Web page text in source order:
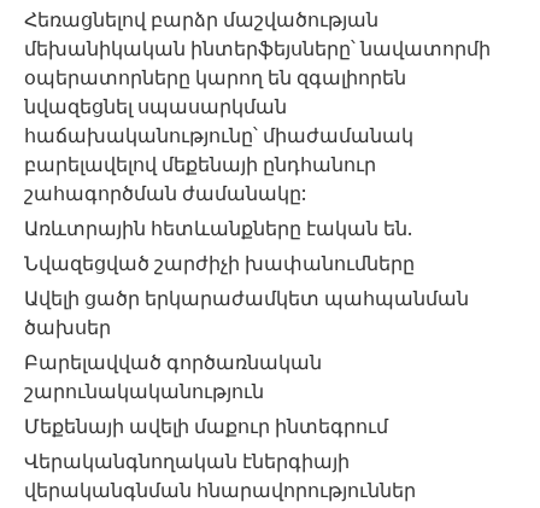
Հեռացնելով բարձր մաշվածության
մեխանիկական ինտերֆեյսները՝ նավատորմի
օպերատորները կարող են զգալիորեն
նվազեցնել սպասարկման
հաճախականությունը՝ միաժամանակ
բարելավելով մեքենայի ընդհանուր
շահագործման ժամանակը:
Առևտրային հետևանքները էական են.
Նվազեցված շարժիչի խափանումները
Ավելի ցածր երկարաժամկետ պահպանման
ծախսեր
Բարելավված գործառնական
շարունակականություն
Մեքենայի ավելի մաքուր ինտեգրում
Վերականգնողական էներգիայի
վերականգնման հնարավորություններ